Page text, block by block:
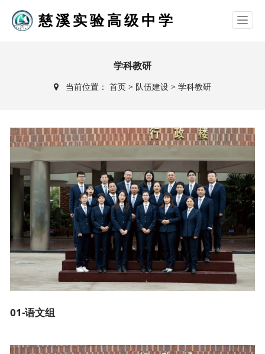
慈溪实验高级中学
学科教研
当前位置： 首页> 队伍建设> 学科教研
01-语文组